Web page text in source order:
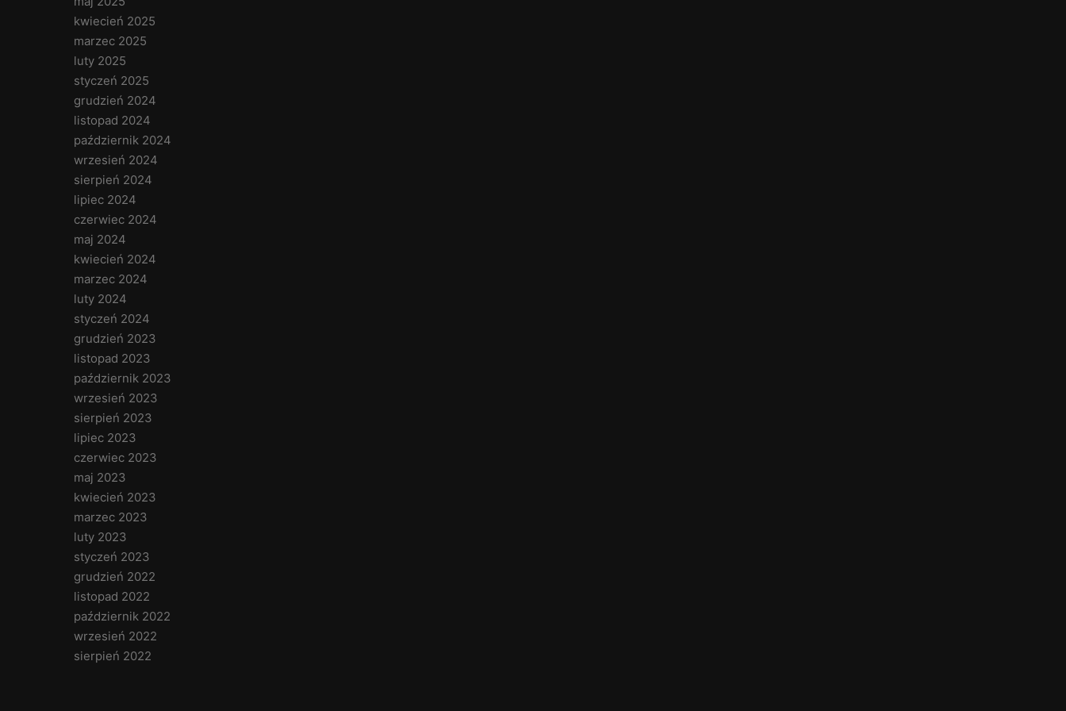
kwiecień 2025
marzec 2025
luty 2025
styczeń 2025
grudzień 2024
listopad 2024
październik 2024
wrzesień 2024
sierpień 2024
lipiec 2024
czerwiec 2024
maj 2024
kwiecień 2024
marzec 2024
luty 2024
styczeń 2024
grudzień 2023
listopad 2023
październik 2023
wrzesień 2023
sierpień 2023
lipiec 2023
czerwiec 2023
maj 2023
kwiecień 2023
marzec 2023
luty 2023
styczeń 2023
grudzień 2022
listopad 2022
październik 2022
wrzesień 2022
sierpień 2022